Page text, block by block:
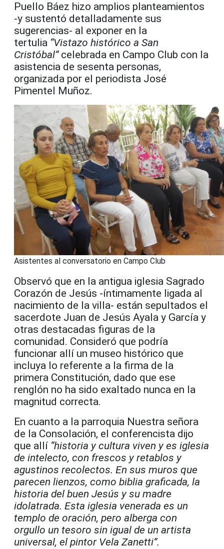
Puello Báez hizo amplios planteamientos
-y sustentó detalladamente sus
sugerencias- al exponer en la
tertulia “Vistazo histórico a San
Cristóbal”celebrada en Campo Club con la
asistencia de sesenta personas,
organizada por el periodista José
Pimentel Muñoz.
Asistentes al conversatorio en Campo Club
Observó que en la antigua iglesia Sagrado
Corazón de Jesús -íntimamente ligada al
nacimiento de la villa- están sepultados el
sacerdote Juan de Jesús Ayala y García y
otras destacadas figuras de la
comunidad. Consideró que podría
funcionar allí un museo histórico que
incluya lo referente a la firma de la
primera Constitución, dado que ese
renglón no ha sido exaltado nunca en la
magnitud correcta.
En cuanto a la parroquia Nuestra señora
de la Consolación, el conferencista dijo
que allí “historia y cultura viven y es iglesia
de intelecto, con frescos y retablos y
agustinos recolectos. En sus muros que
parecen lienzos, como biblia graficada, la
historia del buen Jesús y su madre
idolatrada. Esta iglesia venerada es un
templo de oración, pero alberga con
orgullo un tesoro sin igual de un artista
universal, el pintor Vela Zanetti”.